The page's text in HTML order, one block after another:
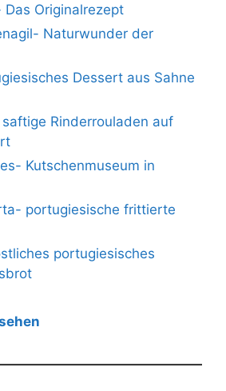
Originalrezept
Naturwunder der
Dessert aus Sahne
Rinderrouladen auf
Kutschenmuseum in
portugiesische frittierte
portugiesisches